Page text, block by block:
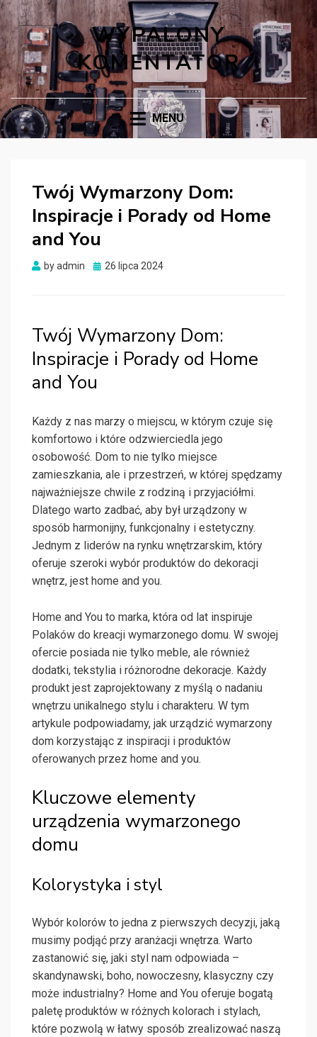
WYPALONY
KOMENTATOR
MENU
Twój Wymarzony Dom:
Inspiracje i Porady od Home
and You
byadmin
Posted
26 lipca 2024
Twój Wymarzony Dom:
Inspiracje i Porady od Home
and You
Każdy z nas marzy o miejscu, w którym czuje się
komfortowo i które odzwierciedla jego
osobowość. Dom to nie tylko miejsce
zamieszkania, ale i przestrzeń, w której spędzamy
najważniejsze chwile z rodziną i przyjaciółmi.
Dlatego warto zadbać, aby był urządzony w
sposób harmonijny, funkcjonalny i estetyczny.
Jednym z liderów na rynku wnętrzarskim, który
oferuje szeroki wybór produktów do dekoracji
wnętrz, jest home and you.
Home and You to marka, która od lat inspiruje
Polaków do kreacji wymarzonego domu. W swojej
ofercie posiada nie tylko meble, ale również
dodatki, tekstylia i różnorodne dekoracje. Każdy
produkt jest zaprojektowany z myślą o nadaniu
wnętrzu unikalnego stylu i charakteru. W tym
artykule podpowiadamy, jak urządzić wymarzony
dom korzystając z inspiracji i produktów
oferowanych przez home and you.
Kluczowe elementy
urządzenia wymarzonego
domu
Kolorystyka i styl
Wybór kolorów to jedna z pierwszych decyzji, jaką
musimy podjąć przy aranżacji wnętrza. Warto
zastanowić się, jaki styl nam odpowiada –
skandynawski, boho, nowoczesny, klasyczny czy
może industrialny? Home and You oferuje bogatą
paletę produktów w różnych kolorach i stylach,
które pozwolą w łatwy sposób zrealizować naszą